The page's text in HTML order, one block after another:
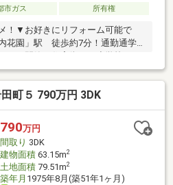
市ガス 所有権
！▼お好きにリフォーム可能で
花園」駅 徒歩約7分！通勤通学に
すい閑静な住宅街！▼小学校まで
の通学も安心！▼周辺環境万代花
園 約591mセブンイレブン東大
ミリーマート近鉄河内花園駅店
マ花園店 約534m※獣臭有り※私道
町５ 790万円 3DK
790万円
間取り 3DK
建物面積63.15m2
土地面積79.51m2
築年月 1975年8月(築51年1ヶ月)